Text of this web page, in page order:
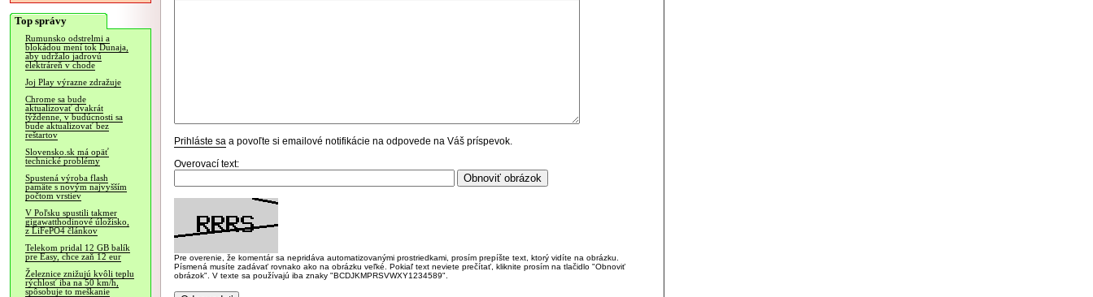
Top správy
Rumunsko odstrelmi a
blokádou mení tok Dunaja,
aby udržalo jadrovú
elektráreň v chode
Joj Play výrazne zdražuje
Chrome sa bude
aktualizovať dvakrát
týždenne, v budúcnosti sa
bude aktualizovať bez
reštartov
Slovensko.sk má opäť
technické problémy
Spustená výroba flash
pamäte s novým najvyšším
počtom vrstiev
V Poľsku spustili takmer
gigawatthodinové úložisko,
z LiFePO4 článkov
Telekom pridal 12 GB balík
pre Easy, chce zaň 12 eur
Železnice znižujú kvôli teplu
rýchlosť iba na 50 km/h,
spôsobuje to meškanie
Prihláste sa a povoľte si emailové notifikácie na odpovede na Váš príspevok.
Overovací text:
Pre overenie, že komentár sa nepridáva automatizovanými prostriedkami, prosím prepíšte text, ktorý vidíte na obrázku.
Písmená musíte zadávať rovnako ako na obrázku veľké. Pokiaľ text neviete prečítať, kliknite prosím na tlačidlo "Obnoviť
obrázok". V texte sa používajú iba znaky "BCDJKMPRSVWXY1234589".